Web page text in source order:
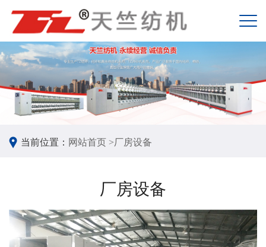
当前位置： 网站首页 >厂房设备
厂房设备